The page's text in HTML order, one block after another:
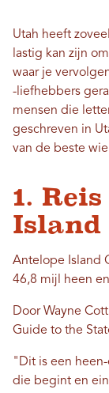
Utah heeft
lastig kan zijn
waar je
-liefhebbers
mensen die
geschreven in
van de beste
1.
Island
Antelope Island
46,8 mijl heen
Door Wayne
Guide to the
"Dit is een
die begint en